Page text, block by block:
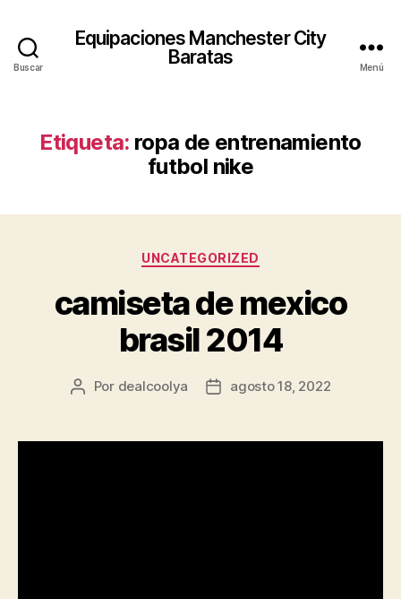
Buscar
Equipaciones Manchester City
Baratas
Menú
Etiqueta: ropa de entrenamiento
futbol nike
Categorías
UNCATEGORIZED
camiseta de mexico
brasil 2014
Autor
entrada
Por dealcoolya
Fecha
entrada
agosto 18, 2022